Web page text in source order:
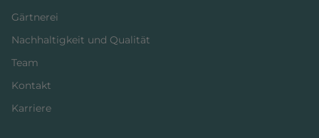
Gärtnerei
Nachhaltigkeit und Qualität
Team
Kontakt
Karriere